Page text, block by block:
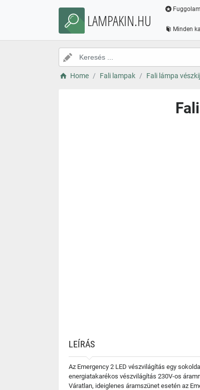
LAMPAKIN.HU Minden
Home Fali lampak Fali lámpa
LEÍRÁS
Az Emergency 2 LED vészvilágítás egy
energiatakarékos vészvilágítás 230V-os
Váratlan, ideiglenes áramszünet esetén az